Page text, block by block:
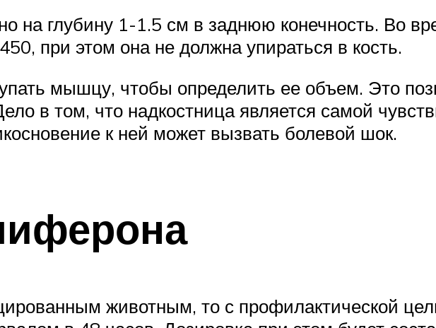
на глубину 1-1.5 см в заднюю конечность. Во
при этом она не должна упираться в кость.
мышцу, чтобы определить ее объем. Это
в том, что надкостница является самой
к ней может вызвать болевой шок.
животным, то с профилактической